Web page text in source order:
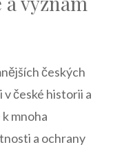
českých
české historii⁢ a
mnoha‍
⁣a​ ochrany